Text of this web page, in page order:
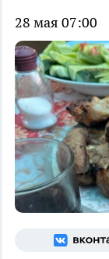
28 мая 07:00